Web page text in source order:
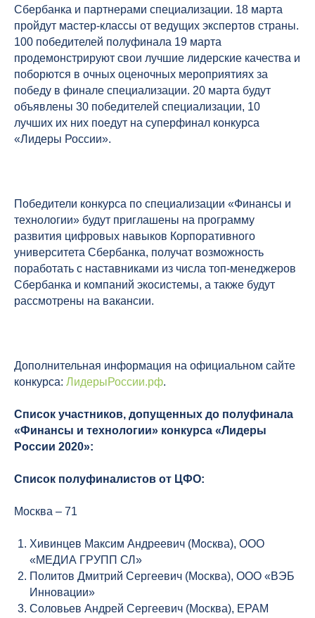
Сбербанка и партнерами специализации. 18 марта
пройдут мастер-классы от ведущих экспертов страны.
100 победителей полуфинала 19 марта
продемонстрируют свои лучшие лидерские качества и
поборются в очных оценочных мероприятиях за
победу в финале специализации. 20 марта будут
объявлены 30 победителей специализации, 10
лучших их них поедут на суперфинал конкурса
«Лидеры России».
Победители конкурса по специализации «Финансы и
технологии» будут приглашены на программу
развития цифровых навыков Корпоративного
университета Сбербанка, получат возможность
поработать с наставниками из числа топ-менеджеров
Сбербанка и компаний экосистемы, а также будут
рассмотрены на вакансии.
Дополнительная информация на официальном сайте
конкурса: ЛидерыРоссии.рф.
Список участников, допущенных до полуфинала
«Финансы и технологии» конкурса «Лидеры
России 2020»:
Список полуфиналистов от ЦФО:
Москва – 71
Хивинцев Максим Андреевич (Москва), ООО
«МЕДИА ГРУПП СЛ»
Политов Дмитрий Сергеевич (Москва), ООО «ВЭБ
Инновации»
Соловьев Андрей Сергеевич (Москва), EPAM